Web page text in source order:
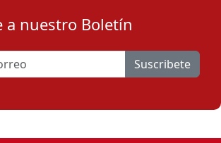
a nuestro Boletín
Suscribete